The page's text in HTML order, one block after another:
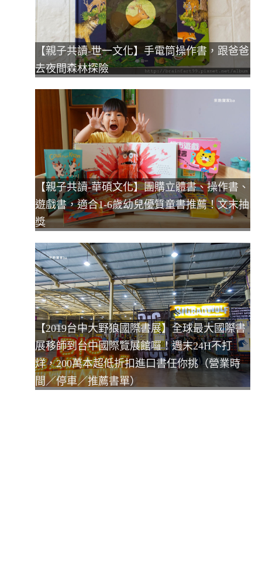
【親子共讀-世一文化】手電筒操作書，跟爸爸
去夜間森林探險
【親子共讀-華碩文化】團購立體書、操作書、
遊戲書，適合1-6歲幼兒優質童書推薦！文末抽
獎
【2019台中大野狼國際書展】全球最大國際書
展移師到台中國際覽展館囉！週末24H不打
烊，200萬本超低折扣進口書任你挑（營業時
間／停車／推薦書單）